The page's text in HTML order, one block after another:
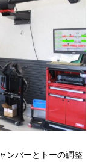
ンバーとトーの調整